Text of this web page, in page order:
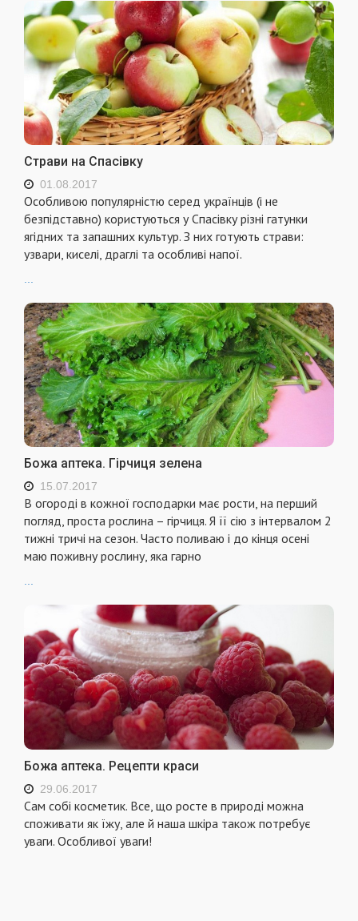
Страви на Спасівку
01.08.2017
Особливою популярністю серед українців (і не
безпідставно) користуються у Спасівку різні гатунки
ягідних та запашних культур. З них готують страви:
узвари, киселі, драглі та особливі напої.
Божа аптека. Гірчиця зелена
15.07.2017
В огороді в кожної господарки має рости, на перший
погляд, проста рослина – гірчиця. Я її сію з інтервалом 2
тижні тричі на сезон. Часто поливаю і до кінця осені
маю поживну рослину, яка гарно
...
Божа аптека. Рецепти краси
29.06.2017
Сам собі косметик. Все, що росте в природі можна
споживати як їжу, але й наша шкіра також потребує
уваги. Особливої уваги!